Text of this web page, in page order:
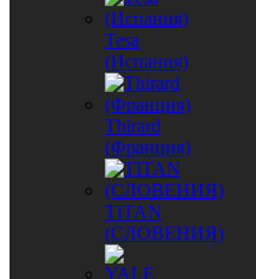
Tesa
(Испания)
Thirard
(Франция)
TITAN
(СЛОВЕНИЯ)